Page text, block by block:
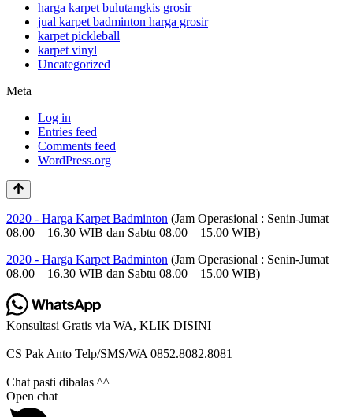
harga karpet bulutangkis grosir
jual karpet badminton harga grosir
karpet pickleball
karpet vinyl
Uncategorized
Meta
Log in
Entries feed
Comments feed
WordPress.org
2020 - Harga Karpet Badminton (Jam Operasional : Senin-Jumat
08.00 – 16.30 WIB dan Sabtu 08.00 – 15.00 WIB)
2020 - Harga Karpet Badminton (Jam Operasional : Senin-Jumat
08.00 – 16.30 WIB dan Sabtu 08.00 – 15.00 WIB)
Konsultasi Gratis via WA, KLIK DISINI
CS Pak Anto Telp/SMS/WA 0852.8082.8081
Chat pasti dibalas ^^
Open chat